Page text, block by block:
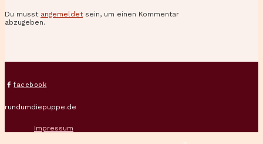
Du musst angemeldetsein, um einen Kommentar
abzugeben.
facebook
rundumdiepuppe.de
Impressum